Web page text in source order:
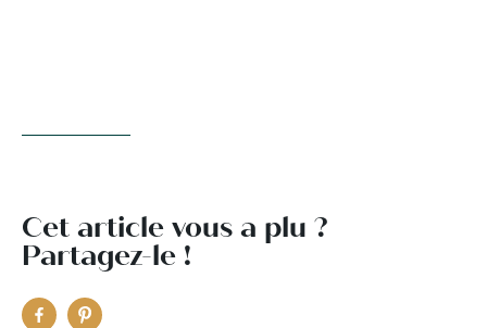
Cet article vous a plu ?
Partagez-le !